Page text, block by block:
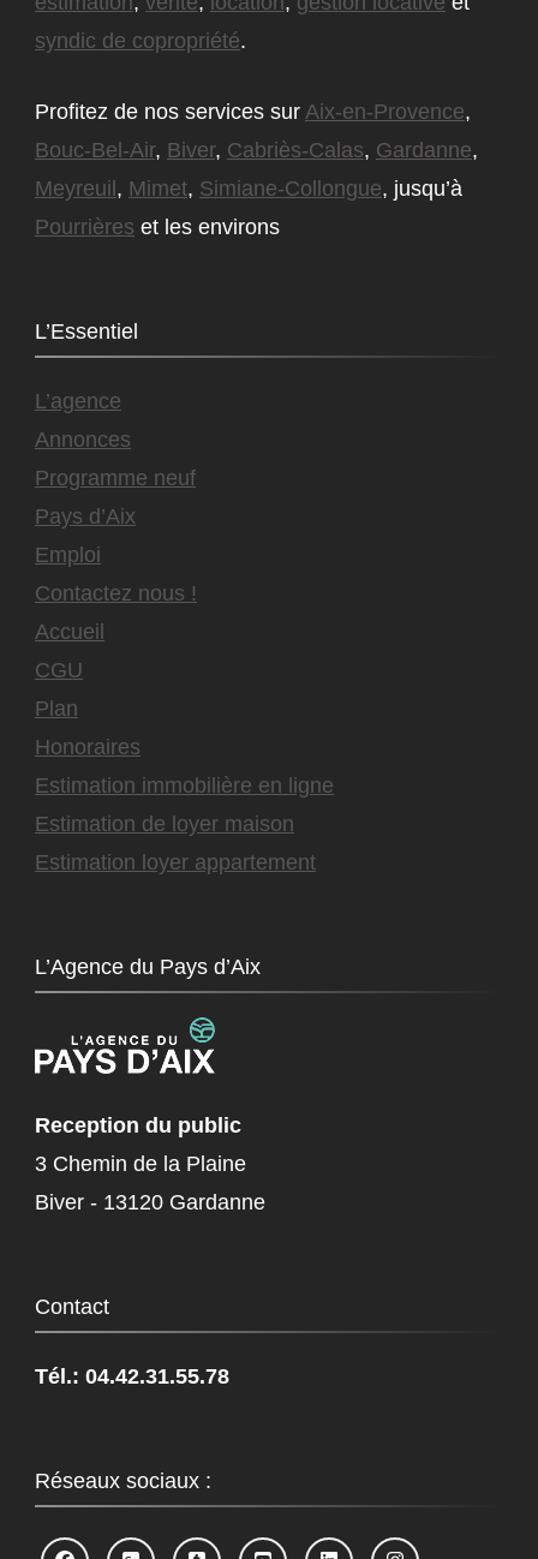
syndic de copropriété.
Profitez de nos services sur Aix-en-Provence,
Bouc-Bel-Air, Biver, Cabriès-Calas, Gardanne,
Meyreuil, Mimet, Simiane-Collongue, jusqu’à
Pourrières et les environs
L’Essentiel
L’agence
Annonces
Programme neuf
Pays d’Aix
Emploi
Contactez nous !
Accueil
CGU
Plan
Honoraires
Estimation immobilière en ligne
Estimation de loyer maison
Estimation loyer appartement
L’Agence du Pays d’Aix
Reception du public
3 Chemin de la Plaine
Biver - 13120 Gardanne
Contact
Tél.: 04.42.31.55.78
Réseaux sociaux :